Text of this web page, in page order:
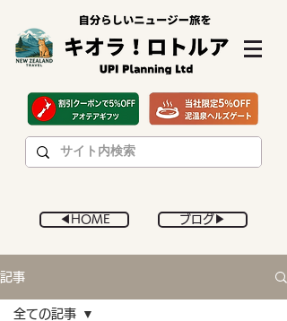
◀︎HOME ブログ▶︎
記事
全ての記事